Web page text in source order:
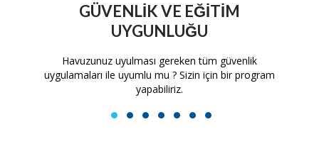
GÜVENLIK VE EĞITIM
UYGUNLUĞU
Havuzunuz uyulması gereken tüm güvenlik
uygulamaları ile uyumlu mu ? Sizin için bir program
yapabiliriz.
1 2 3 4 5 6 7